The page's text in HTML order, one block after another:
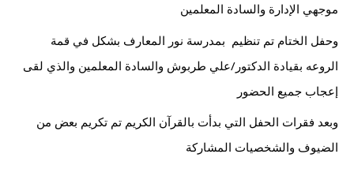
موجهي الإدارة والسادة المعلمين
إعجاب جميع الحضور
الضيوف والشخصيات المشاركة